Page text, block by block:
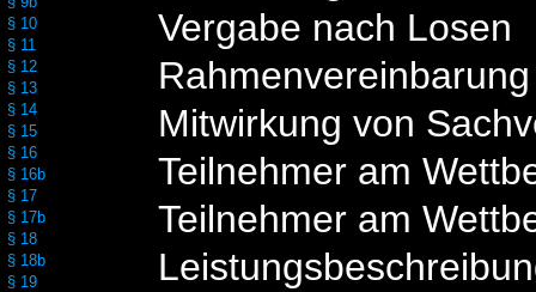
§ 10
§ 11
§ 12
§ 13
§ 14
§ 15
§ 16
§ 16b
§ 17
§ 17b
§ 18
§ 18b
§ 19
Vergabe nach Losen
Rahmenvereinbarung
Mitwirkung von
Teilnehmer am
Teilnehmer am